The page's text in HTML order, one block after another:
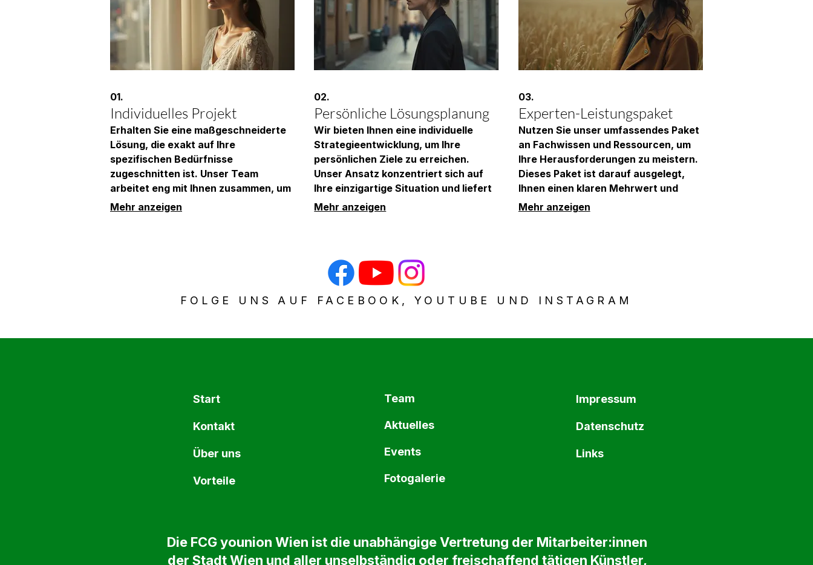
01.
Individuelles Projekt
Erhalten Sie eine maßgeschneiderte
Lösung, die exakt auf Ihre
spezifischen Bedürfnisse
zugeschnitten ist. Unser Team
arbeitet eng mit Ihnen zusammen, um
Ihre Vision zu verstehen und in die
Mehr anzeigen
02.
Persönliche Lösungsplanung
Wir bieten Ihnen eine individuelle
Strategieentwicklung, um Ihre
persönlichen Ziele zu erreichen.
Unser Ansatz konzentriert sich auf
Ihre einzigartige Situation und liefert
umsetzbare Schritte für Ihren Erfolg.
um Ihre maßgeschneiderte Lösung zu
erhalten.
Mehr anzeigen
03.
Experten-Leistungspaket
Nutzen Sie unser umfassendes Paket
an Fachwissen und Ressourcen, um
Ihre Herausforderungen zu meistern.
Dieses Paket ist darauf ausgelegt,
Ihnen einen klaren Mehrwert und
effektive Ergebnisse zu liefern. Wir
Mehr anzeigen
FOLGE UNS AUF FACEBOOK, YOUTUBE UND INSTAGRAM
Start
Kontakt
Über uns
Vorteile
Team
Aktuelles
Events
Fotogalerie
Impressum
Datenschutz
Links
Die FCG younion Wien ist die unabhängige Vertretung der Mitarbeiter:innen
der Stadt Wien und aller unselbständig oder freischaffend tätigen Künstler,